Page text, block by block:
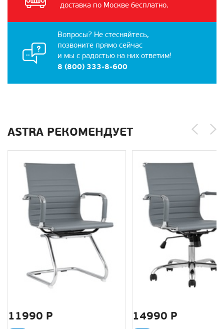
доставка по Москве бесплатно.
Вопросы? Не стесняйтесь,
позвоните прямо сейчас
и мы с радостью на них ответим!
8 (800) 333-8-600
ASTRA РЕКОМЕНДУЕТ
11990 Р 14990 Р